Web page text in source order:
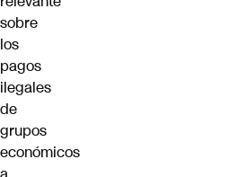
sobre
los
pagos
ilegales
de
grupos
económicos